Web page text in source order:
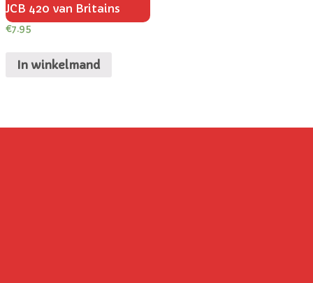
JCB 420 van Britains
€7.95
In winkelmand